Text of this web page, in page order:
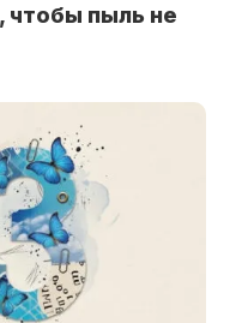
чтобы пыль не